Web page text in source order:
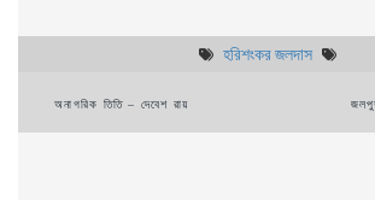
হরিশংকর জলদাস
Post
অনাগরিক তিতি – দেবেশ রায়